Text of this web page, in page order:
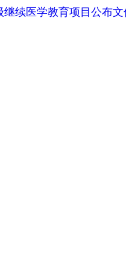
继续医学教育项目公